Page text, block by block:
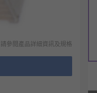
參閲產品詳細資訊及規格